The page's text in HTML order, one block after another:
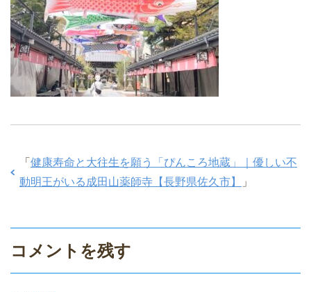
「 健康寿命と大往生を願う「ぴんころ地蔵」｜優しい不
動明王がいる成田山薬師寺【長野県佐久市】
」
コメントを残す